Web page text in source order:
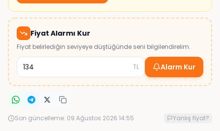
Fiyat Alarmı Kur
Fiyat belirlediğin seviyeye düştüğünde seni bilgilendirelim.
TL Alarm Kur
Son güncelleme: 09 Ağustos 2026 14:55 Yanlış fiyat?